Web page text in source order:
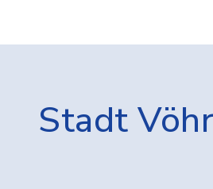
Stadt